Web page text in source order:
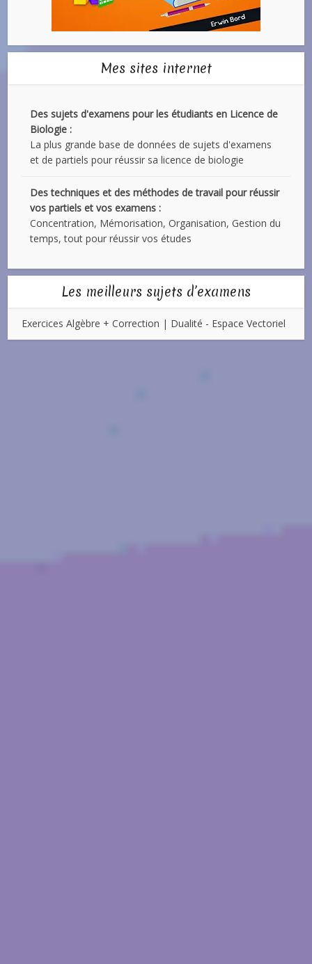
Mes sites internet
Des sujets d'examens pour les étudiants en Licence de
Biologie :
La plus grande base de données de sujets d'examens
et de partiels pour réussir sa licence de biologie
Des techniques et des méthodes de travail pour réussir
vos partiels et vos examens :
Concentration, Mémorisation, Organisation, Gestion du
temps, tout pour réussir vos études
Les meilleurs sujets d’examens
Exercices Algèbre + Correction | Dualité - Espace Vectoriel